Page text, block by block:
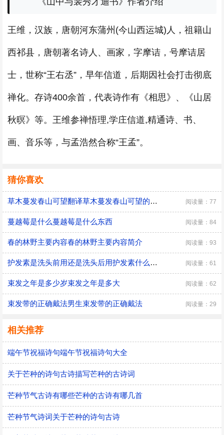
王维，汉族，唐朝河东蒲州(今山西运城)人，祖籍山
西祁县，唐朝著名诗人、画家，字摩诘，号摩诘居
士，世称“王右丞”，早年信道，后期因社会打击彻底
禅化。存诗400余首，代表诗作有《相思》、《山居
秋暝》等。王维参禅悟理,学庄信道,精通诗、书、
画、音乐等，与孟浩然合称“王孟”。
猜你喜欢
草木蔓发春山可望翻译草木蔓发春山可望的意思 阅读量：77
蔓越莓是什么蔓越莓是什么东西 阅读量：84
春的林野主要内容春的林野主要内容简介 阅读量：93
护发素是洗头前用还是洗头后用护发素什么时候用 阅读量：61
束发之年是多少岁束发之年是多大 阅读量：62
束发带的正确戴法男生束发带的正确戴法 阅读量：29
相关推荐
端午节祝福诗句端午节祝福诗句大全
关于芒种的诗句古诗描写芒种的古诗词
芒种节气古诗有哪些芒种的古诗有哪几首
芒种节气诗词关于芒种的诗句古诗